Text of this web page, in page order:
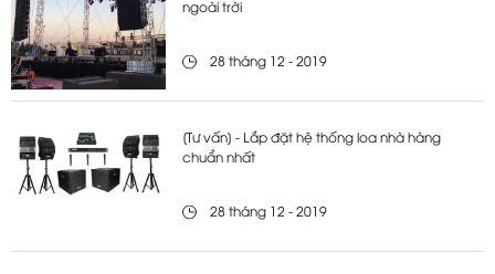
ngoài trời
28 tháng 12 - 2019
[Tư vấn] - Lắp đặt hệ thống loa nhà hàng
chuẩn nhất
28 tháng 12 - 2019